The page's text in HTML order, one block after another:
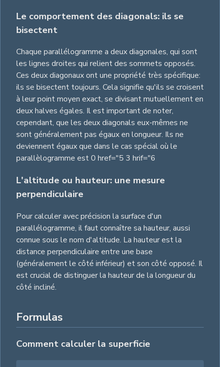
Le comportement des diagonals: ils se
bisectent
Chaque parallélogramme a deux diagonales, qui sont
les lignes droites qui relient des sommets opposés.
Ces deux diagonaux ont une propriété très spécifique:
ils se bisectent toujours. Cela signifie qu'ils se croisent
à leur point moyen exact, se divisant mutuellement en
deux halves égales. Il est important de noter,
cependant, que les deux diagonals eux-mêmes ne
sont généralement pas égaux en longueur. Ils ne
deviennent égaux que dans le cas spécial où le
parallèlogramme est 0 href="5 3 hrif="6
L'altitude ou hauteur: une mesure
perpendiculaire
Pour calculer avec précision la surface d'un
parallélogramme, il faut connaître sa hauteur, aussi
connue sous le nom d'altitude. La hauteur est la
distance perpendiculaire entre une base
(généralement le côté inférieur) et son côté opposé. Il
est crucial de distinguer la hauteur de la longueur du
côté incliné.
Formulas
Comment calculer la superficie